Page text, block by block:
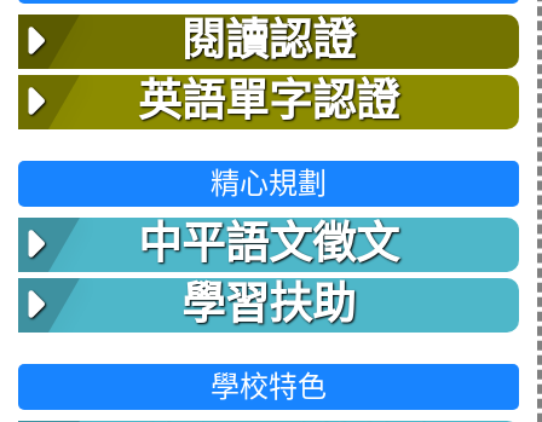
閱讀認證
英語單字認證
精心規劃
中平語文徵文
學習扶助
學校特色